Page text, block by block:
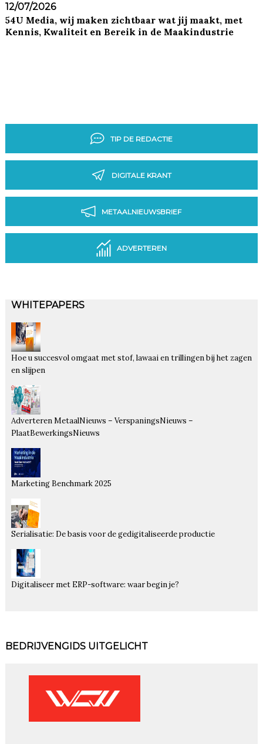
12/07/2026
54U Media, wij maken zichtbaar wat jij maakt, met
Kennis, Kwaliteit en Bereik in de Maakindustrie
TIP DE REDACTIE
DIGITALE KRANT
METAALNIEUWSBRIEF
ADVERTEREN
WHITEPAPERS
Hoe u succesvol omgaat met stof, lawaai en trillingen bij het zagen
en slijpen
Adverteren MetaalNieuws – VerspaningsNieuws –
PlaatBewerkingsNieuws
Marketing Benchmark 2025
Serialisatie: De basis voor de gedigitaliseerde productie
Digitaliseer met ERP-software: waar begin je?
BEDRIJVENGIDS UITGELICHT